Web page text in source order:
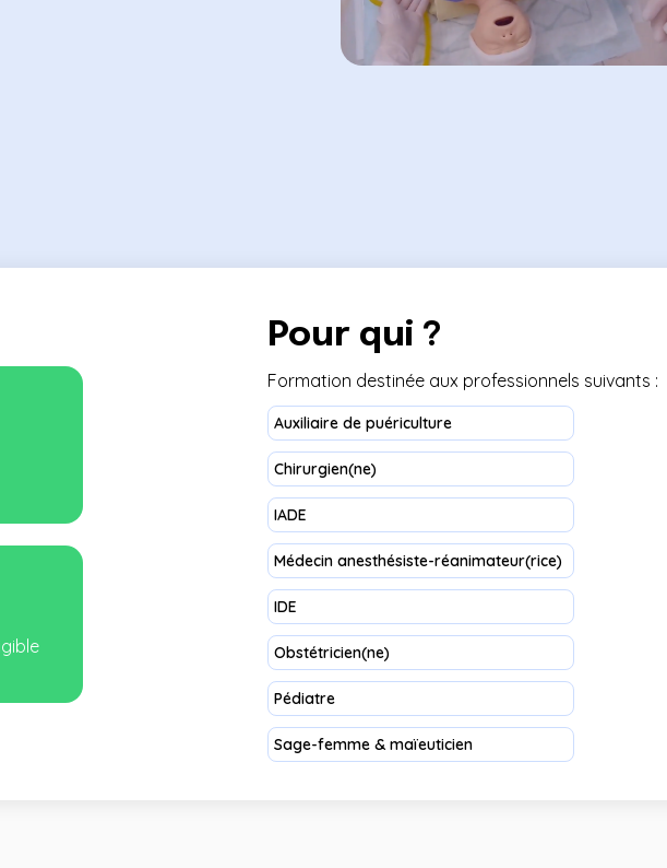
Pour qui ?
Formation destinée aux professionnels suivants :
Auxiliaire de puériculture
Chirurgien(ne)
IADE
Médecin anesthésiste-réanimateur(rice)
IDE
Obstétricien(ne)
Pédiatre
Sage-femme & maïeuticien